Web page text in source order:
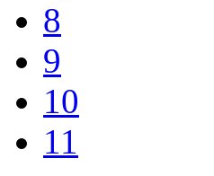
8
9
10
11